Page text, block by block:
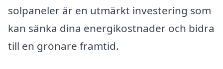
solpaneler är en utmärkt investering som
kan sänka dina energikostnader och bidra
till en grönare framtid.